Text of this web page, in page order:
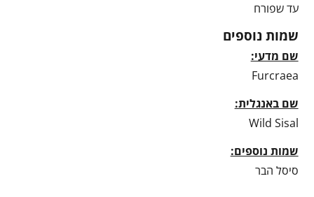
עד שפורח
שמות נוספים
שם מדעי:
Furcraea
שם באנגלית:
Wild Sisal
שמות נוספים:
סיסל הבר